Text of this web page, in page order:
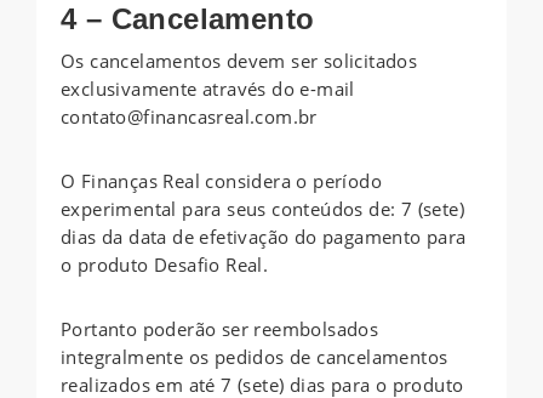
4 – Cancelamento
Os cancelamentos devem ser solicitados
exclusivamente através do e-mail
contato@financasreal.com.br
O Finanças Real considera o período
experimental para seus conteúdos de: 7 (sete)
dias da data de efetivação do pagamento para
o produto Desafio Real.
Portanto poderão ser reembolsados
integralmente os pedidos de cancelamentos
realizados em até 7 (sete) dias para o produto